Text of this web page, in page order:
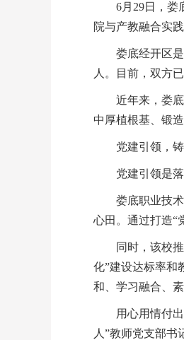
6月29日，娄
院与产教融合实
娄底经开区
人。目前，双方
近年来，娄
中厚植根基、锻
党建引领，
党建引领是
娄底职业技
心田。通过打造“
同时，该校
化”建设达标率和
和、学习融合、素
用心用情付
人”教师党支部书